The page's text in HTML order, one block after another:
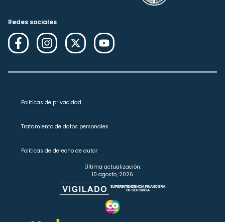
Redes sociales
Políticas de privacidad
Tratamiento de datos personales
Políticas de derecho de autor
Última actualización:
10 agosto, 2026